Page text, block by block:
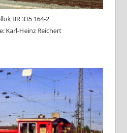
BR 335 164-2
Karl-Heinz Reichert